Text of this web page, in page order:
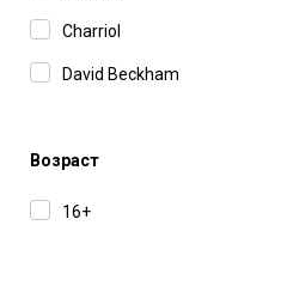
Charriol
David Beckham
Dunhill
Gucci
Возраст
16+